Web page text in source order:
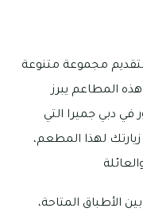
مجموعة متنوعة
المطاعم يبرز
دبي جميرا التي
لهذا المطعم،
الأطباق المتاحة،